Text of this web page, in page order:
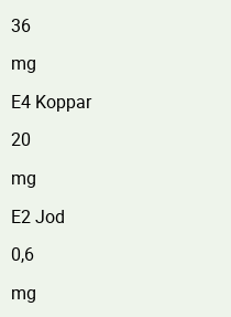
36
mg
E4 Koppar
20
mg
E2 Jod
0,6
mg